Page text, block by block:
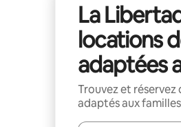
La
locations
adaptées
Trouvez et réservez
adaptés aux